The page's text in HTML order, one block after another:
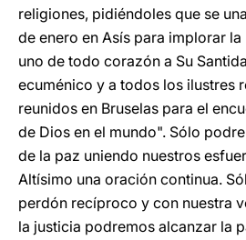
religiones, pidiéndoles que se
de enero en Asís para implorar la
uno de todo corazón a Su
ecuménico y a todos los ilustres
reunidos en Bruselas para el
de Dios en el mundo". Sólo
de la paz uniendo nuestros
Altísimo una oración continua.
perdón recíproco y con nuestra
la justicia podremos alcanzar la